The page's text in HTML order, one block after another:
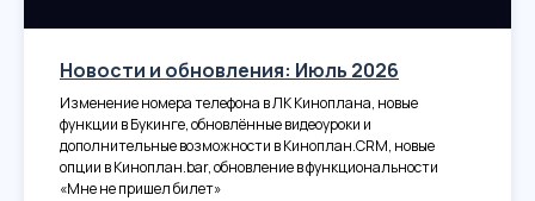
Новости и обновления: Июль 2026
Изменение номера телефона в ЛК Киноплана, новые
функции в Букинге, обновлённые видеоуроки и
дополнительные возможности в Киноплан.CRM, новые
опции в Киноплан.bar, обновление в функциональности
«Мне не пришел билет»